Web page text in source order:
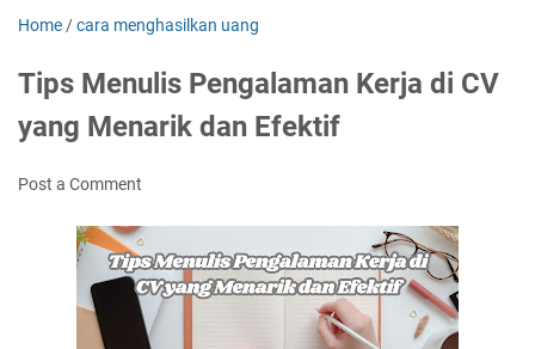
Home /cara menghasilkan uang
Tips Menulis Pengalaman Kerja di CV
yang Menarik dan Efektif
Post a Comment